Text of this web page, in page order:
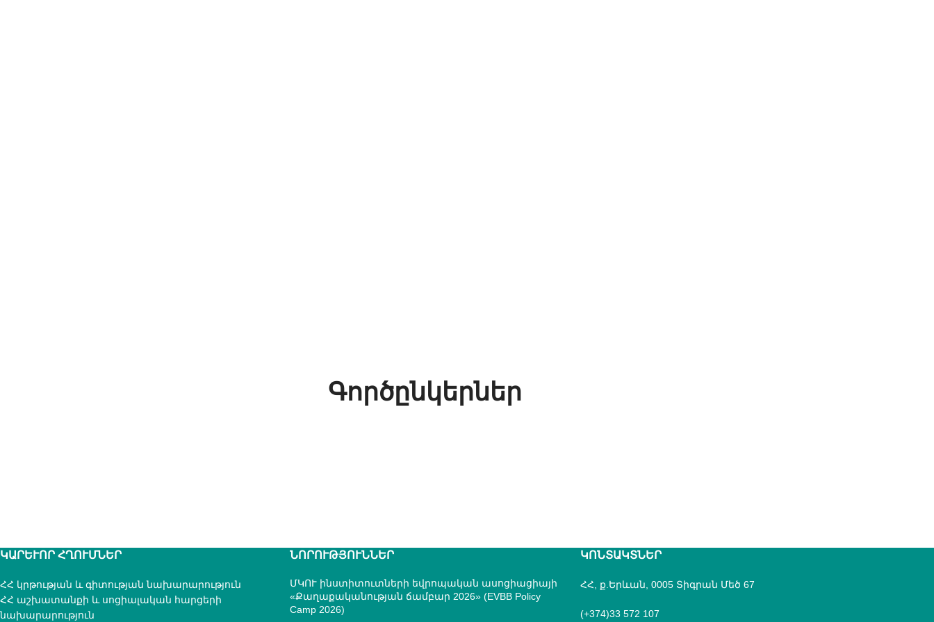
Գործընկերներ
ԿԱՐԵՒՈՐ ՀՂՈՒՄՆԵՐ
ՀՀ կրթության և գիտության նախարարություն
ՀՀ աշխատանքի և սոցիալական հարցերի
նախարարություն
ՆՈՐՈՒԹՅՈՒՆՆԵՐ
ՄԿՈՒ ինստիտուտների եվրոպական ասոցիացիայի
«Քաղաքականության ճամբար 2026» (EVBB Policy
Camp 2026)
ԿՈՆՏԱԿՏՆԵՐ
ՀՀ, ք.Երևան, 0005 Տիգրան Մեծ 67
(+374)33 572 107